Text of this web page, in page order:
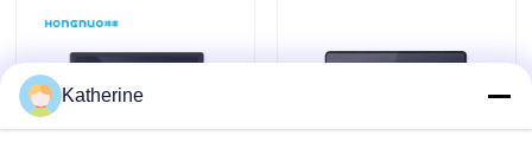
Teklif isteği
Shopping Online
Katherine